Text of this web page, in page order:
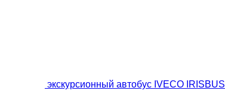
экскурсионный автобус IVECO IRISBUS